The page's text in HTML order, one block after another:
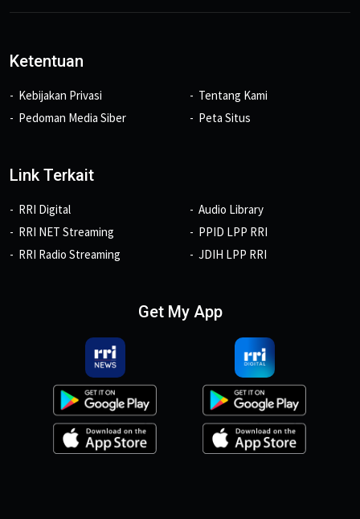
Ketentuan
Kebijakan Privasi
Pedoman Media Siber
Tentang Kami
Peta Situs
Link Terkait
RRI Digital
RRI NET Streaming
RRI Radio Streaming
Audio Library
PPID LPP RRI
JDIH LPP RRI
Get My App